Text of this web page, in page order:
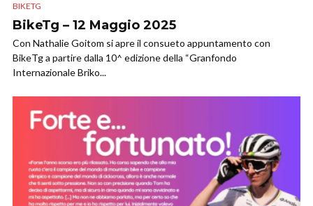
BIKETG
BikeTg – 12 Maggio 2025
Con Nathalie Goitom si apre il consueto appuntamento con
BikeTg a partire dalla 10^ edizione della “Granfondo
Internazionale Briko...